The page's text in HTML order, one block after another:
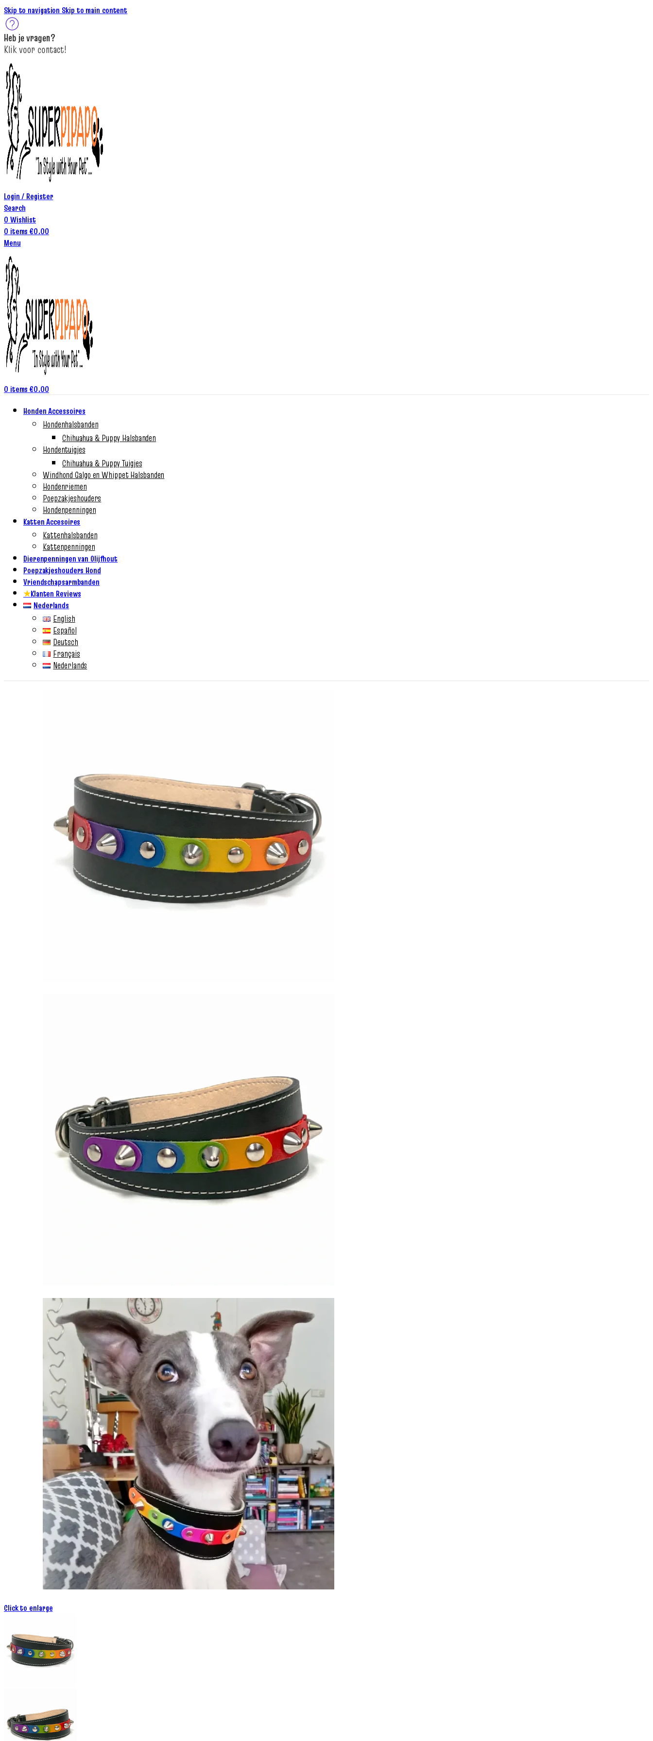
Skip to navigation Skip to main content
Heb jevragen?
Klikvoor contact!
Login / Register
Search
0 Wishlist
0 items €0.00
Menu
0 items €0.00
Honden Accessoires
Hondenhalsbanden
Chihuahua & Puppy Halsbanden
Hondentuigjes
Chihuahua & Puppy Tuigjes
Windhond Galgo en Whippet Halsbanden
Hondenriemen
Poepzakjeshouders
Hondenpenningen
Katten Accesoires
Kattenhalsbanden
Kattenpenningen
Dierenpenningen van Olijfhout
Poepzakjeshouders Hond
Vriendschapsarmbanden
★Klanten Reviews
Nederlands
English
Español
Deutsch
Français
Nederlands
Click to enlarge